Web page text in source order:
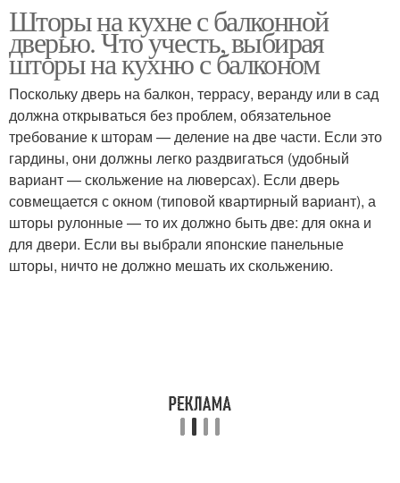
Шторы для окна Дверь в спальне
Окна на кухне Тюль для окон
Дверь на кухне
Кухни с балконной
дверью
Шторы на кухне с балконной
дверью. Что учесть, выбирая
шторы на кухню с балконом
Поскольку дверь на балкон, террасу, веранду или в сад
должна открываться без проблем, обязательное
требование к шторам — деление на две части. Если это
гардины, они должны легко раздвигаться (удобный
вариант — скольжение на люверсах). Если дверь
совмещается с окном (типовой квартирный вариант), а
шторы рулонные — то их должно быть две: для окна и
для двери. Если вы выбрали японские панельные
шторы, ничто не должно мешать их скольжению.